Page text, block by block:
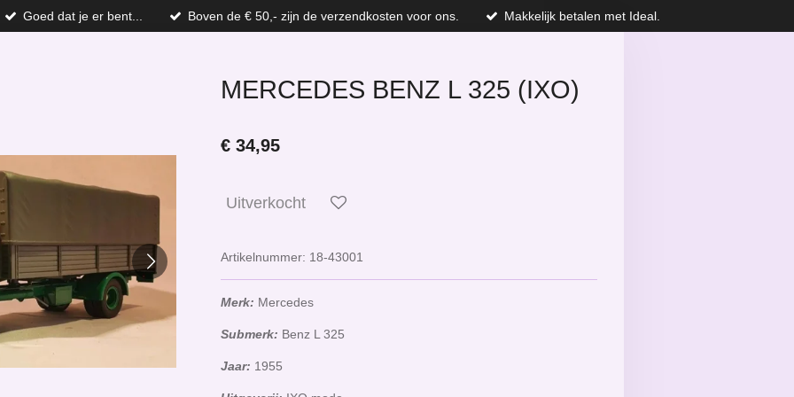
Goed dat je er bent... Boven de € 50,- zijn de verzendkosten voor ons. Makkelijk betalen met Ideal.
MERCEDES BENZ L 325 (IXO)
€ 34,95
Uitverkocht
Artikelnummer: 18-43001
Merk: Mercedes
Submerk: Benz L 325
Jaar: 1955